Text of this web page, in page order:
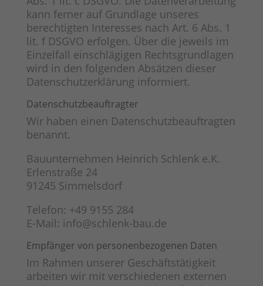
kann ferner auf Grundlage unseres
berechtigten Interesses nach Art. 6 Abs. 1
lit. f DSGVO erfolgen. Über die jeweils im
Einzelfall einschlägigen Rechtsgrundlagen
wird in den folgenden Absätzen dieser
Datenschutzerklärung informiert.
Datenschutz­beauftragter
Wir haben einen Datenschutzbeauftragten
benannt.
Bauunternehmen Heinrich Schlenk e.K.
Erlenstraße 24
91245 Simmelsdorf
Telefon: +49 9155 284
E-Mail: info@schlenk-bau.de
Empfänger von personenbezogenen Daten
Im Rahmen unserer Geschäftstätigkeit
arbeiten wir mit verschiedenen externen